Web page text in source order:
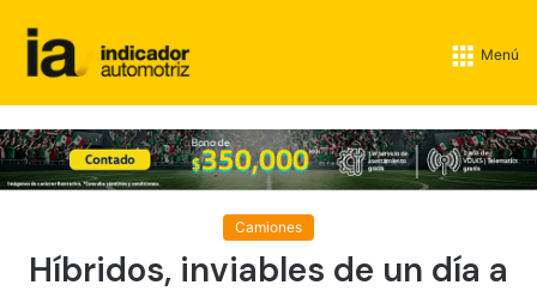
Menú
Camiones
Híbridos, inviables de un día a